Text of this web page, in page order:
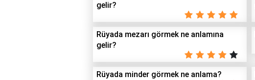
gelir?
Rüyada mezarı görmek ne anlamına
gelir?
Rüyada minder görmek ne anlama?